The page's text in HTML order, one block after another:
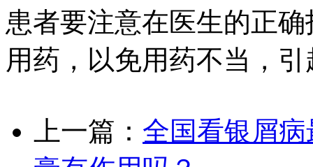
患者要注意在医生的正
用药，以免用药不当，
上一篇： 全国看银屑